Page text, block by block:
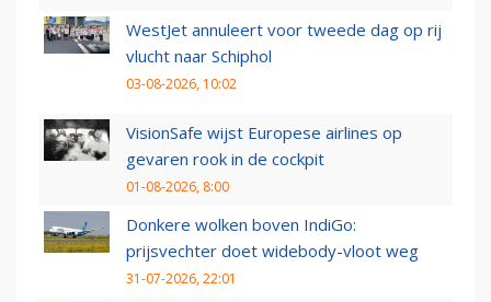
WestJet annuleert voor tweede dag op rij
vlucht naar Schiphol
03-08-2026, 10:02
VisionSafe wijst Europese airlines op
gevaren rook in de cockpit
01-08-2026, 8:00
Donkere wolken boven IndiGo:
prijsvechter doet widebody-vloot weg
31-07-2026, 22:01